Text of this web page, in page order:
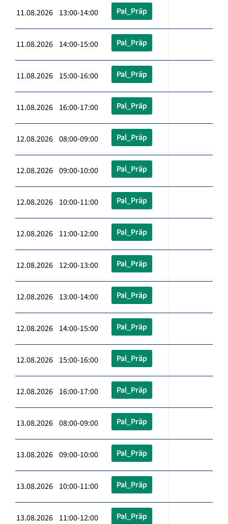
11.08.2026 13:00-14:00 Pal_Präp
11.08.2026 14:00-15:00 Pal_Präp
11.08.2026 15:00-16:00 Pal_Präp
11.08.2026 16:00-17:00 Pal_Präp
12.08.2026 08:00-09:00 Pal_Präp
12.08.2026 09:00-10:00 Pal_Präp
12.08.2026 10:00-11:00 Pal_Präp
12.08.2026 11:00-12:00 Pal_Präp
12.08.2026 12:00-13:00 Pal_Präp
12.08.2026 13:00-14:00 Pal_Präp
12.08.2026 14:00-15:00 Pal_Präp
12.08.2026 15:00-16:00 Pal_Präp
12.08.2026 16:00-17:00 Pal_Präp
13.08.2026 08:00-09:00 Pal_Präp
13.08.2026 09:00-10:00 Pal_Präp
13.08.2026 10:00-11:00 Pal_Präp
13.08.2026 11:00-12:00 Pal_Präp